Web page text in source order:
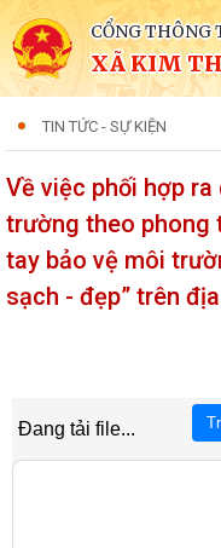
CỔNG THÔNG
XÃ KIM
TIN TỨC - SỰ KIỆN
Về việc phối hợp
trường theo phong
tay bảo vệ môi
sạch - đẹp” trên